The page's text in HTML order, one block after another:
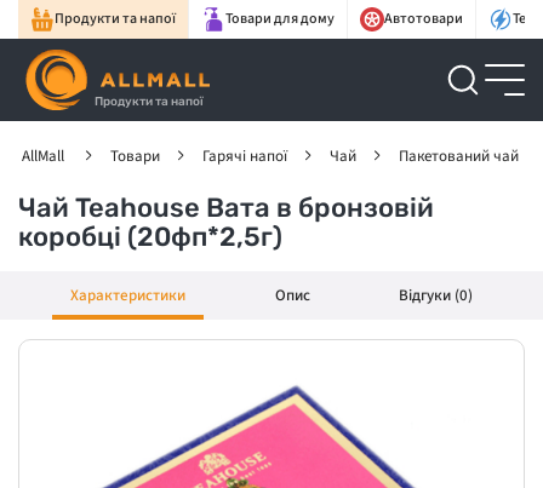
Продукти та напої Товари для дому Автотовари
Продукти та напої
AllMall Товари Гарячі напої Чай Пакетований чай
Чай Teahouse Вата в бронзовій
коробці (20фп*2,5г)
Характеристики Опис Відгуки (0)